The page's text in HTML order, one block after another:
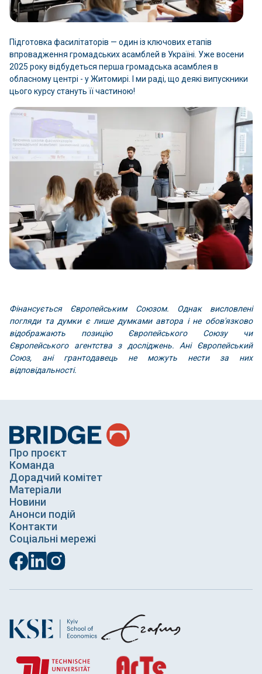
Підготовка фасилітаторів — один із ключових етапів
впровадження громадських асамблей в Україні. Уже восени
2025 року відбудеться перша громадська асамблея в
обласному центрі - у Житомирі. І ми раді, що деякі випускники
цього курсу стануть її частиною!
Фінансується Європейським Союзом. Однак висловлені
погляди та думки є лише думками автора і не обов'язково
відображають позицію Європейського Союзу чи
Європейського агентства з досліджень. Ані Європейський
Союз, ані грантодавець не можуть нести за них
відповідальності.
Про проєкт
Команда
Дорадчий комітет
Матеріали
Новини
Анонси подій
Контакти
Соціальні мережі